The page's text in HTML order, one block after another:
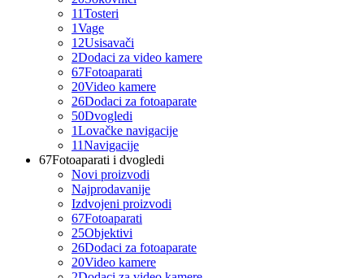
11Tosteri
1Vage
12Usisavači
2Dodaci za video kamere
67Fotoaparati
20Video kamere
26Dodaci za fotoaparate
50Dvogledi
1Lovačke navigacije
11Navigacije
67Fotoaparati i dvogledi
Novi proizvodi
Najprodavanije
Izdvojeni proizvodi
67Fotoaparati
25Objektivi
26Dodaci za fotoaparate
20Video kamere